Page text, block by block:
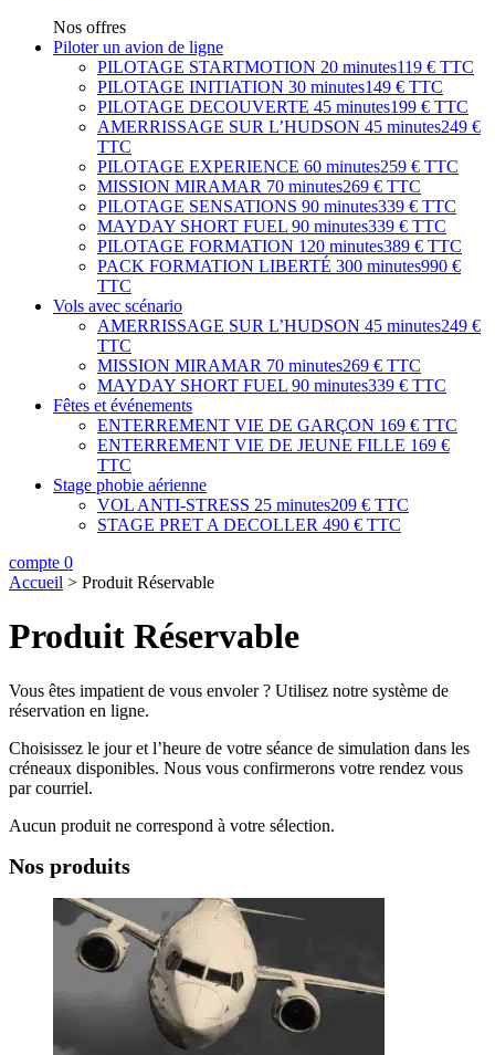
Nos offres
Piloter un avion de ligne
PILOTAGE STARTMOTION 20 minutes119 € TTC
PILOTAGE INITIATION 30 minutes149 € TTC
PILOTAGE DECOUVERTE 45 minutes199 € TTC
AMERRISSAGE SUR L’HUDSON 45 minutes249 €
TTC
PILOTAGE EXPERIENCE 60 minutes259 € TTC
MISSION MIRAMAR 70 minutes269 € TTC
PILOTAGE SENSATIONS 90 minutes339 € TTC
MAYDAY SHORT FUEL 90 minutes339 € TTC
PILOTAGE FORMATION 120 minutes389 € TTC
PACK FORMATION LIBERTÉ 300 minutes990 €
TTC
Vols avec scénario
AMERRISSAGE SUR L’HUDSON 45 minutes249 €
TTC
MISSION MIRAMAR 70 minutes269 € TTC
MAYDAY SHORT FUEL 90 minutes339 € TTC
Fêtes et événements
ENTERREMENT VIE DE GARÇON 169 € TTC
ENTERREMENT VIE DE JEUNE FILLE 169 €
TTC
Stage phobie aérienne
VOL ANTI-STRESS 25 minutes209 € TTC
STAGE PRET A DECOLLER 490 € TTC
compte 0
Accueil > Produit Réservable
Produit Réservable
Vous êtes impatient de vous envoler ? Utilisez notre système de
réservation en ligne.
Choisissez le jour et l’heure de votre séance de simulation dans les
créneaux disponibles. Nous vous confirmerons votre rendez vous
par courriel.
Aucun produit ne correspond à votre sélection.
Nos produits